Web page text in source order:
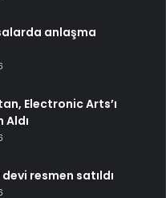
anlaşma
Electronic Arts’ı
Aldı
resmen satıldı